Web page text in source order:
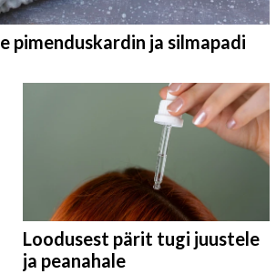
pimenduskardin ja silmapadi
Loodusest pärit tugi juustele
ja peanahale